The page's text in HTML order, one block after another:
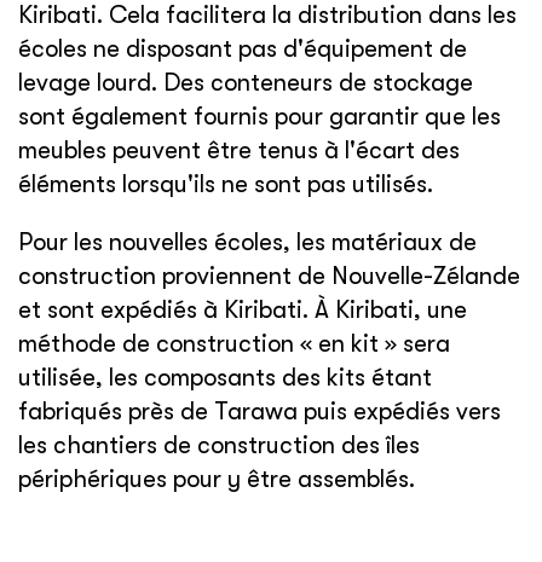
Kiribati. Cela facilitera la distribution dans les
écoles ne disposant pas d'équipement de
levage lourd. Des conteneurs de stockage
sont également fournis pour garantir que les
meubles peuvent être tenus à l'écart des
éléments lorsqu'ils ne sont pas utilisés.
Pour les nouvelles écoles, les matériaux de
construction proviennent de Nouvelle-Zélande
et sont expédiés à Kiribati. À Kiribati, une
méthode de construction « en kit » sera
utilisée, les composants des kits étant
fabriqués près de Tarawa puis expédiés vers
les chantiers de construction des îles
périphériques pour y être assemblés.